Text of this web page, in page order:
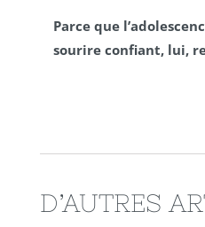
Parce que
sourire confiant, lui,
D’AUTRES